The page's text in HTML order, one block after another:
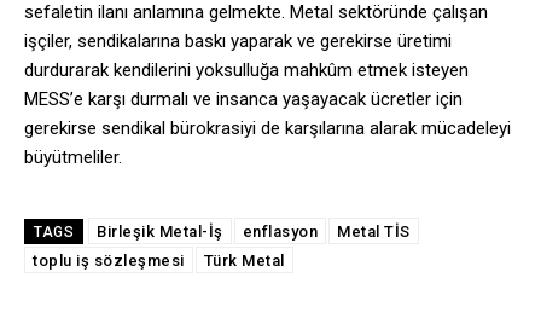
sefaletin ilanı anlamına gelmekte. Metal sektöründe çalışan
işçiler, sendikalarına baskı yaparak ve gerekirse üretimi
durdurarak kendilerini yoksulluğa mahkûm etmek isteyen
MESS’e karşı durmalı ve insanca yaşayacak ücretler için
gerekirse sendikal bürokrasiyi de karşılarına alarak mücadeleyi
büyütmeliler.
TAGS Birleşik Metal-İş enflasyon
Metal TİS
toplu iş sözleşmesi
Türk Metal